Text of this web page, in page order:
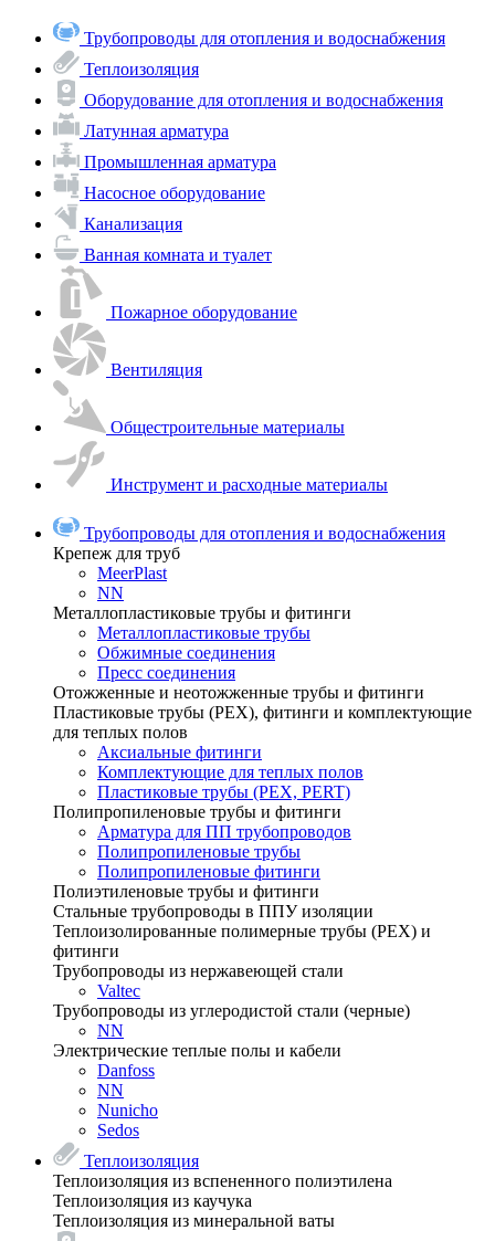
Трубопроводы для отопления и водоснабжения
Теплоизоляция
Оборудование для отопления и водоснабжения
Латунная арматура
Промышленная арматура
Насосное оборудование
Канализация
Ванная комната и туалет
Пожарное оборудование
Вентиляция
Общестроительные материалы
Инструмент и расходные материалы
Трубопроводы для отопления и водоснабжения
Крепеж для труб
MeerPlast
NN
Металлопластиковые трубы и фитинги
Металлопластиковые трубы
Обжимные соединения
Пресс соединения
Отожженные и неотожженные трубы и фитинги
Пластиковые трубы (РЕХ), фитинги и комплектующие
для теплых полов
Аксиальные фитинги
Комплектующие для теплых полов
Пластиковые трубы (РЕХ, PERT)
Полипропиленовые трубы и фитинги
Арматура для ПП трубопроводов
Полипропиленовые трубы
Полипропиленовые фитинги
Полиэтиленовые трубы и фитинги
Стальные трубопроводы в ППУ изоляции
Теплоизолированные полимерные трубы (РЕХ) и
фитинги
Трубопроводы из нержавеющей стали
Valtec
Трубопроводы из углеродистой стали (черные)
NN
Электрические теплые полы и кабели
Danfoss
NN
Nunicho
Sedos
Теплоизоляция
Теплоизоляция из вспененного полиэтилена
Теплоизоляция из каучука
Теплоизоляция из минеральной ваты